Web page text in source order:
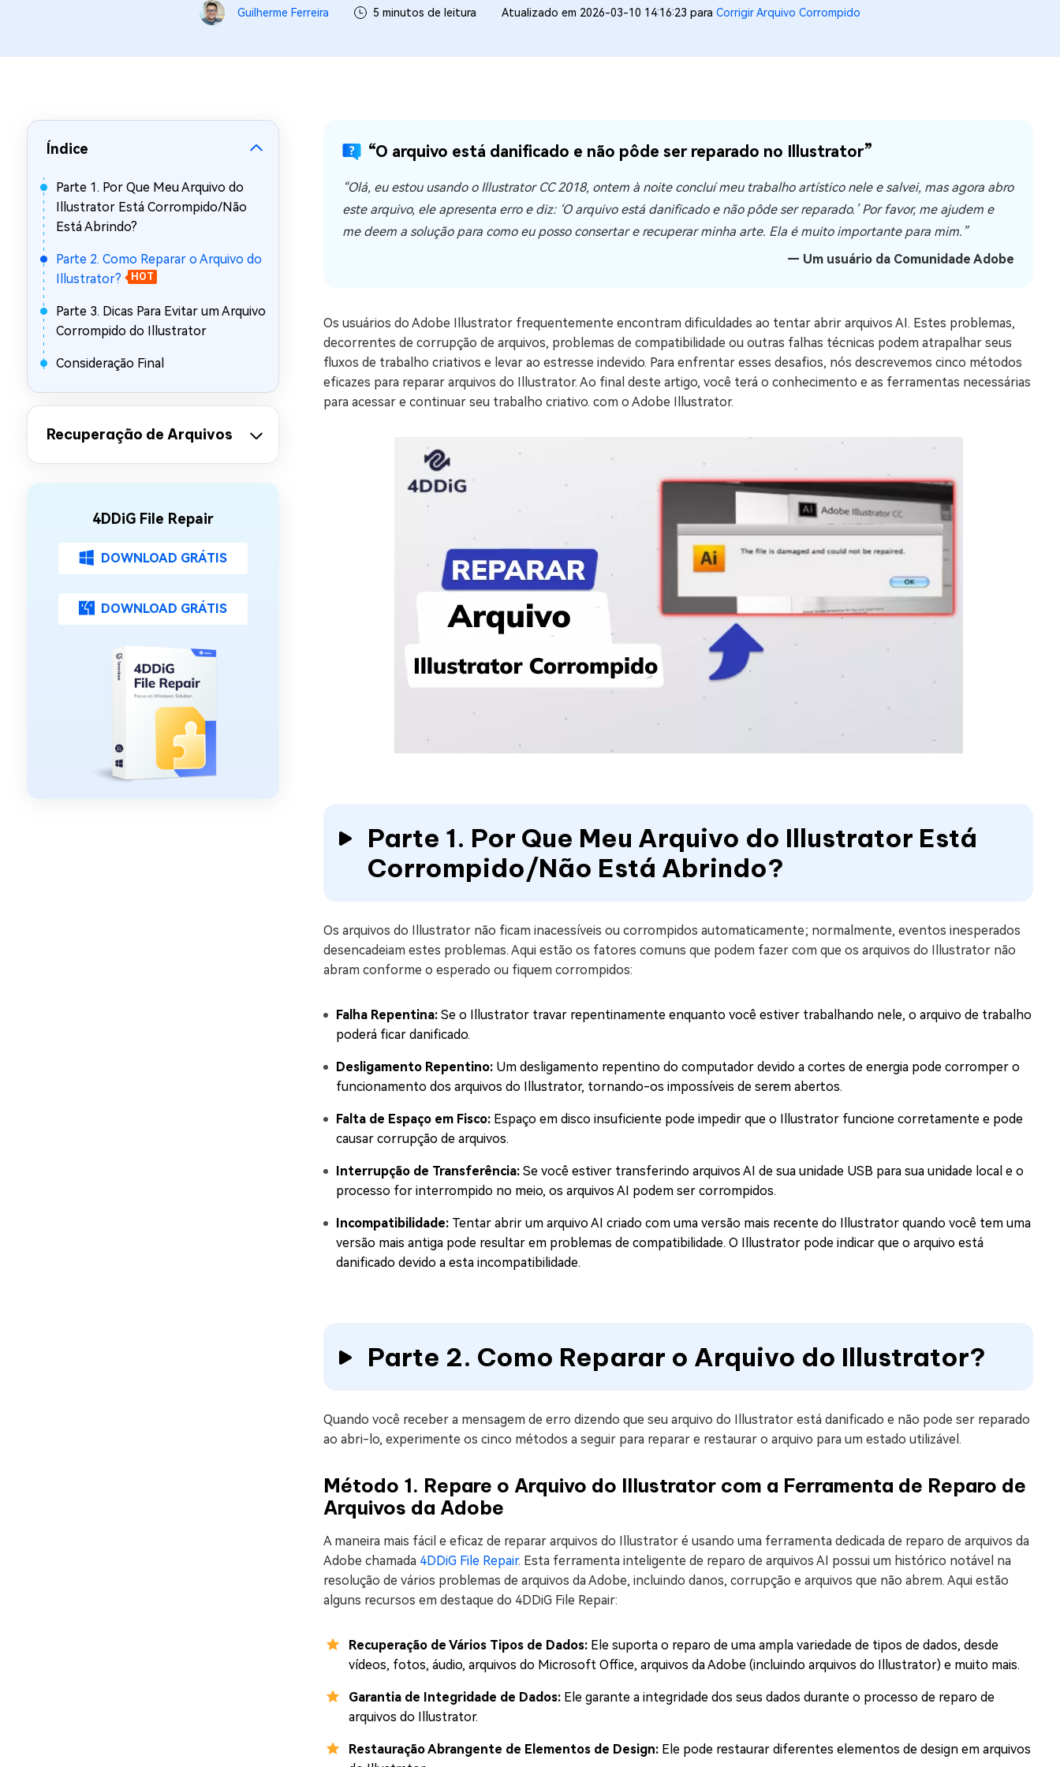
Recuperar Dados de WhatsApp no iPhone/Android
Excluir arquivos duplicados e limpar arquivos inúteis no Mac
Corrigir Erros de Mac Grátis
Windows 11 Upgrade Checker
Verificador de Atualização do Windows 11 Grátis
Guilherme Ferreira 5 minutos de leitura Atualizado em 2026-03-10 14:16:23 para Corrigir Arquivo Corrompido
Índice
Parte 1. Por Que Meu Arquivo do
Illustrator Está Corrompido/Não
Está Abrindo?
Parte 2. Como Reparar o Arquivo do
Illustrator?
HOT
Parte 3. Dicas Para Evitar um Arquivo
Corrompido do Illustrator
Consideração Final
Recuperação de Arquivos
4DDiG File Repair
DOWNLOAD GRÁTIS
DOWNLOAD GRÁTIS
“O arquivo está danificado e não pôde ser reparado no Illustrator”
“Olá, eu estou usando o Illustrator CC 2018, ontem à noite concluí meu trabalho artístico nele e salvei, mas agora abro
este arquivo, ele apresenta erro e diz: ‘O arquivo está danificado e não pôde ser reparado.’ Por favor, me ajudem e
me deem a solução para como eu posso consertar e recuperar minha arte. Ela é muito importante para mim.”
— Um usuário da Comunidade Adobe
Os usuários do Adobe Illustrator frequentemente encontram dificuldades ao tentar abrir arquivos AI. Estes problemas,
decorrentes de corrupção de arquivos, problemas de compatibilidade ou outras falhas técnicas podem atrapalhar seus
fluxos de trabalho criativos e levar ao estresse indevido. Para enfrentar esses desafios, nós descrevemos cinco métodos
eficazes para reparar arquivos do Illustrator. Ao final deste artigo, você terá o conhecimento e as ferramentas necessárias
para acessar e continuar seu trabalho criativo. com o Adobe Illustrator.
Parte 1. Por Que Meu Arquivo do Illustrator Está
Corrompido/Não Está Abrindo?
Os arquivos do Illustrator não ficam inacessíveis ou corrompidos automaticamente; normalmente, eventos inesperados
desencadeiam estes problemas. Aqui estão os fatores comuns que podem fazer com que os arquivos do Illustrator não
abram conforme o esperado ou fiquem corrompidos:
Falha Repentina: Se o Illustrator travar repentinamente enquanto você estiver trabalhando nele, o arquivo de trabalho
poderá ficar danificado.
Desligamento Repentino: Um desligamento repentino do computador devido a cortes de energia pode corromper o
funcionamento dos arquivos do Illustrator, tornando-os impossíveis de serem abertos.
Falta de Espaço em Fisco: Espaço em disco insuficiente pode impedir que o Illustrator funcione corretamente e pode
causar corrupção de arquivos.
Interrupção de Transferência: Se você estiver transferindo arquivos AI de sua unidade USB para sua unidade local e o
processo for interrompido no meio, os arquivos AI podem ser corrompidos.
Incompatibilidade: Tentar abrir um arquivo AI criado com uma versão mais recente do Illustrator quando você tem uma
versão mais antiga pode resultar em problemas de compatibilidade. O Illustrator pode indicar que o arquivo está
danificado devido a esta incompatibilidade.
Parte 2. Como Reparar o Arquivo do Illustrator?
Quando você receber a mensagem de erro dizendo que seu arquivo do Illustrator está danificado e não pode ser reparado
ao abri-lo, experimente os cinco métodos a seguir para reparar e restaurar o arquivo para um estado utilizável.
Método 1. Repare o Arquivo do Illustrator com a Ferramenta de Reparo de
Arquivos da Adobe
A maneira mais fácil e eficaz de reparar arquivos do Illustrator é usando uma ferramenta dedicada de reparo de arquivos da
Adobe chamada 4DDiG File Repair. Esta ferramenta inteligente de reparo de arquivos AI possui um histórico notável na
resolução de vários problemas de arquivos da Adobe, incluindo danos, corrupção e arquivos que não abrem. Aqui estão
alguns recursos em destaque do 4DDiG File Repair:
Recuperação de Vários Tipos de Dados: Ele suporta o reparo de uma ampla variedade de tipos de dados, desde
vídeos, fotos, áudio, arquivos do Microsoft Office, arquivos da Adobe (incluindo arquivos do Illustrator) e muito mais.
Garantia de Integridade de Dados: Ele garante a integridade dos seus dados durante o processo de reparo de
arquivos do Illustrator.
Restauração Abrangente de Elementos de Design: Ele pode restaurar diferentes elementos de design em arquivos